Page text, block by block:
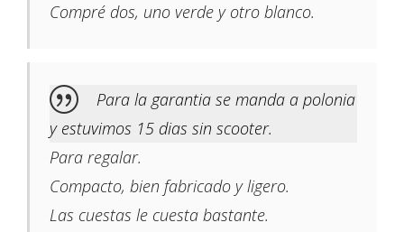
Compré dos, uno verde y otro blanco.
Para la garantia se manda a polonia
y estuvimos 15 dias sin scooter.
Para regalar.
Compacto, bien fabricado y ligero.
Las cuestas le cuesta bastante.